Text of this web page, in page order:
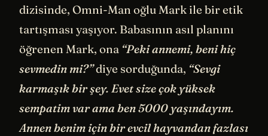
dizisinde, Omni-Man oğlu Mark ile bir etik
tartışması yaşıyor. Babasının asıl planını
öğrenen Mark, ona “Peki annemi, beni hiç
sevmedin mi?”diye sorduğunda, “Sevgi
karmaşık bir şey. Evet size çok yüksek
sempatim var ama ben 5000 yaşındayım.
Annen benim için bir evcil hayvandan fazlası